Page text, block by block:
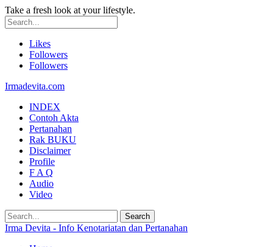
Take a fresh look at your lifestyle.
Likes
Followers
Followers
Irmadevita.com
INDEX
Contoh Akta
Pertanahan
Rak BUKU
Disclaimer
Profile
F A Q
Audio
Video
Irma Devita - Info Kenotariatan dan Pertanahan